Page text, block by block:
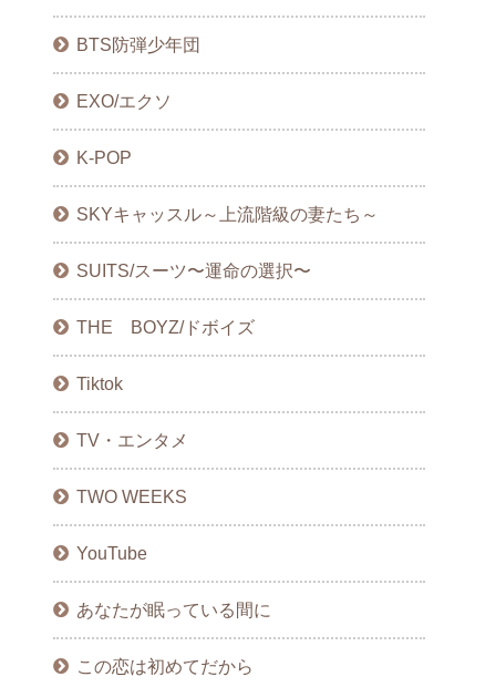
BTS防弾少年団
EXO/エクソ
K-POP
SKYキャッスル～上流階級の妻たち～
SUITS/スーツ〜運命の選択〜
THE BOYZ/ドボイズ
Tiktok
TV・エンタメ
TWO WEEKS
YouTube
あなたが眠っている間に
この恋は初めてだから